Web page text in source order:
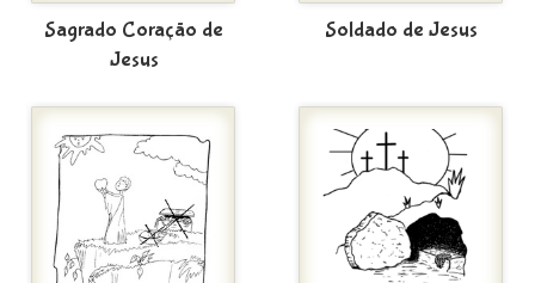
Sagrado Coração de
Jesus
Soldado de Jesus